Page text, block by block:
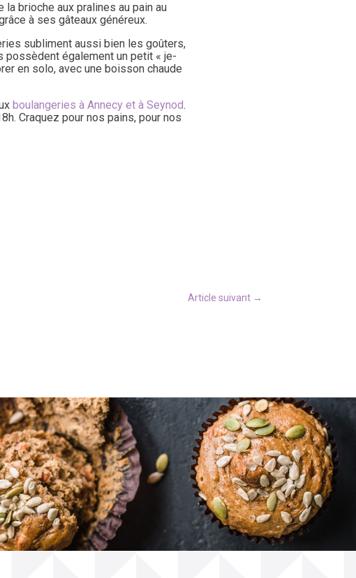
la brioche aux pralines au pain au
à ses gâteaux généreux.
subliment aussi bien les goûters,
possèdent également un petit « je-
en solo, avec une boisson chaude
boulangeries à Annecy et à Seynod.
Craquez pour nos pains, pour nos
Article suivant→